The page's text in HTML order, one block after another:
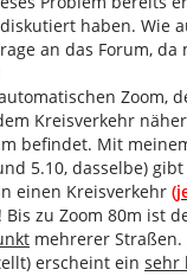
haben. Wie
an das Forum, da
Zoom,
Kreisverkehr
befindet. Mit
5.10, dasselbe)
einen Kreisverkehr
! Bis zu Zoom 80m ist
mehrerer Straßen.
erscheint ein sehr